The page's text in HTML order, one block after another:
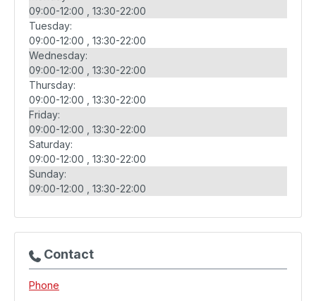
09:00-12:00
13:30-22:00
Tuesday:
09:00-12:00
13:30-22:00
Wednesday:
09:00-12:00
13:30-22:00
Thursday:
09:00-12:00
13:30-22:00
Friday:
09:00-12:00
13:30-22:00
Saturday:
09:00-12:00
13:30-22:00
Sunday:
09:00-12:00
13:30-22:00
Contact
Phone